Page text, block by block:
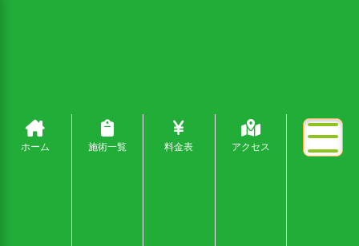
ホーム 施術一覧 料金表 アクセス